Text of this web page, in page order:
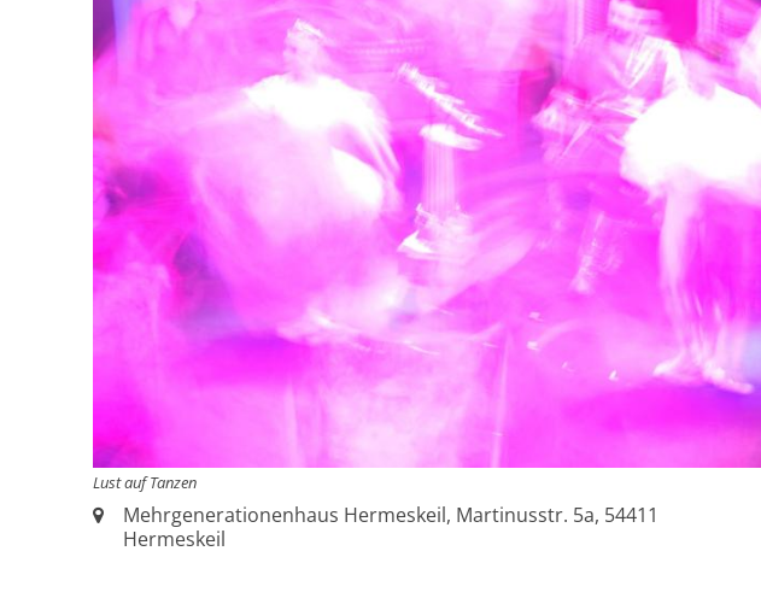
Lust auf Tanzen
Ort:Mehrgenerationenhaus Hermeskeil, Martinusstr. 5a, 54411
Hermeskeil